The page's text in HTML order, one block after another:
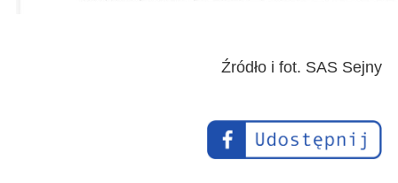
Źródło i fot. SAS Sejny